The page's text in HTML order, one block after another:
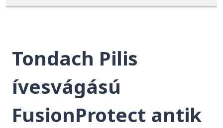
Tondach Pilis
ívesvágású
FusionProtect antik